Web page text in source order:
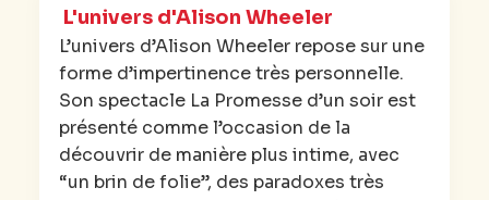
Elle a également joué dans plusieurs
films, dont « Cloclo » (2011) de Florent
Emilio-Siri, « Fonzy » (2012) d’Isabelle
Doval, et « Les Trois Frères : Le Retour »
(2014) de Didier Bourdon et Bernard
Campan. Alison Wheeler a également été
L'univers d'Alison Wheeler
L’univers d’Alison Wheeler repose sur une
forme d’impertinence très personnelle.
Son spectacle La Promesse d’un soir est
présenté comme l’occasion de la
découvrir de manière plus intime, avec
“un brin de folie”, des paradoxes très